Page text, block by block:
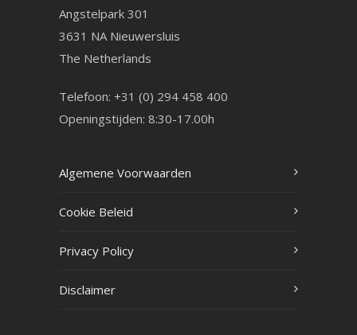
Angstelpark 301
3631 NA Nieuwersluis
The Netherlands
Telefoon: +31 (0) 294 458 400
Openingstijden: 8:30-17.00h
Algemene Voorwaarden
Cookie Beleid
Privacy Policy
Disclaimer